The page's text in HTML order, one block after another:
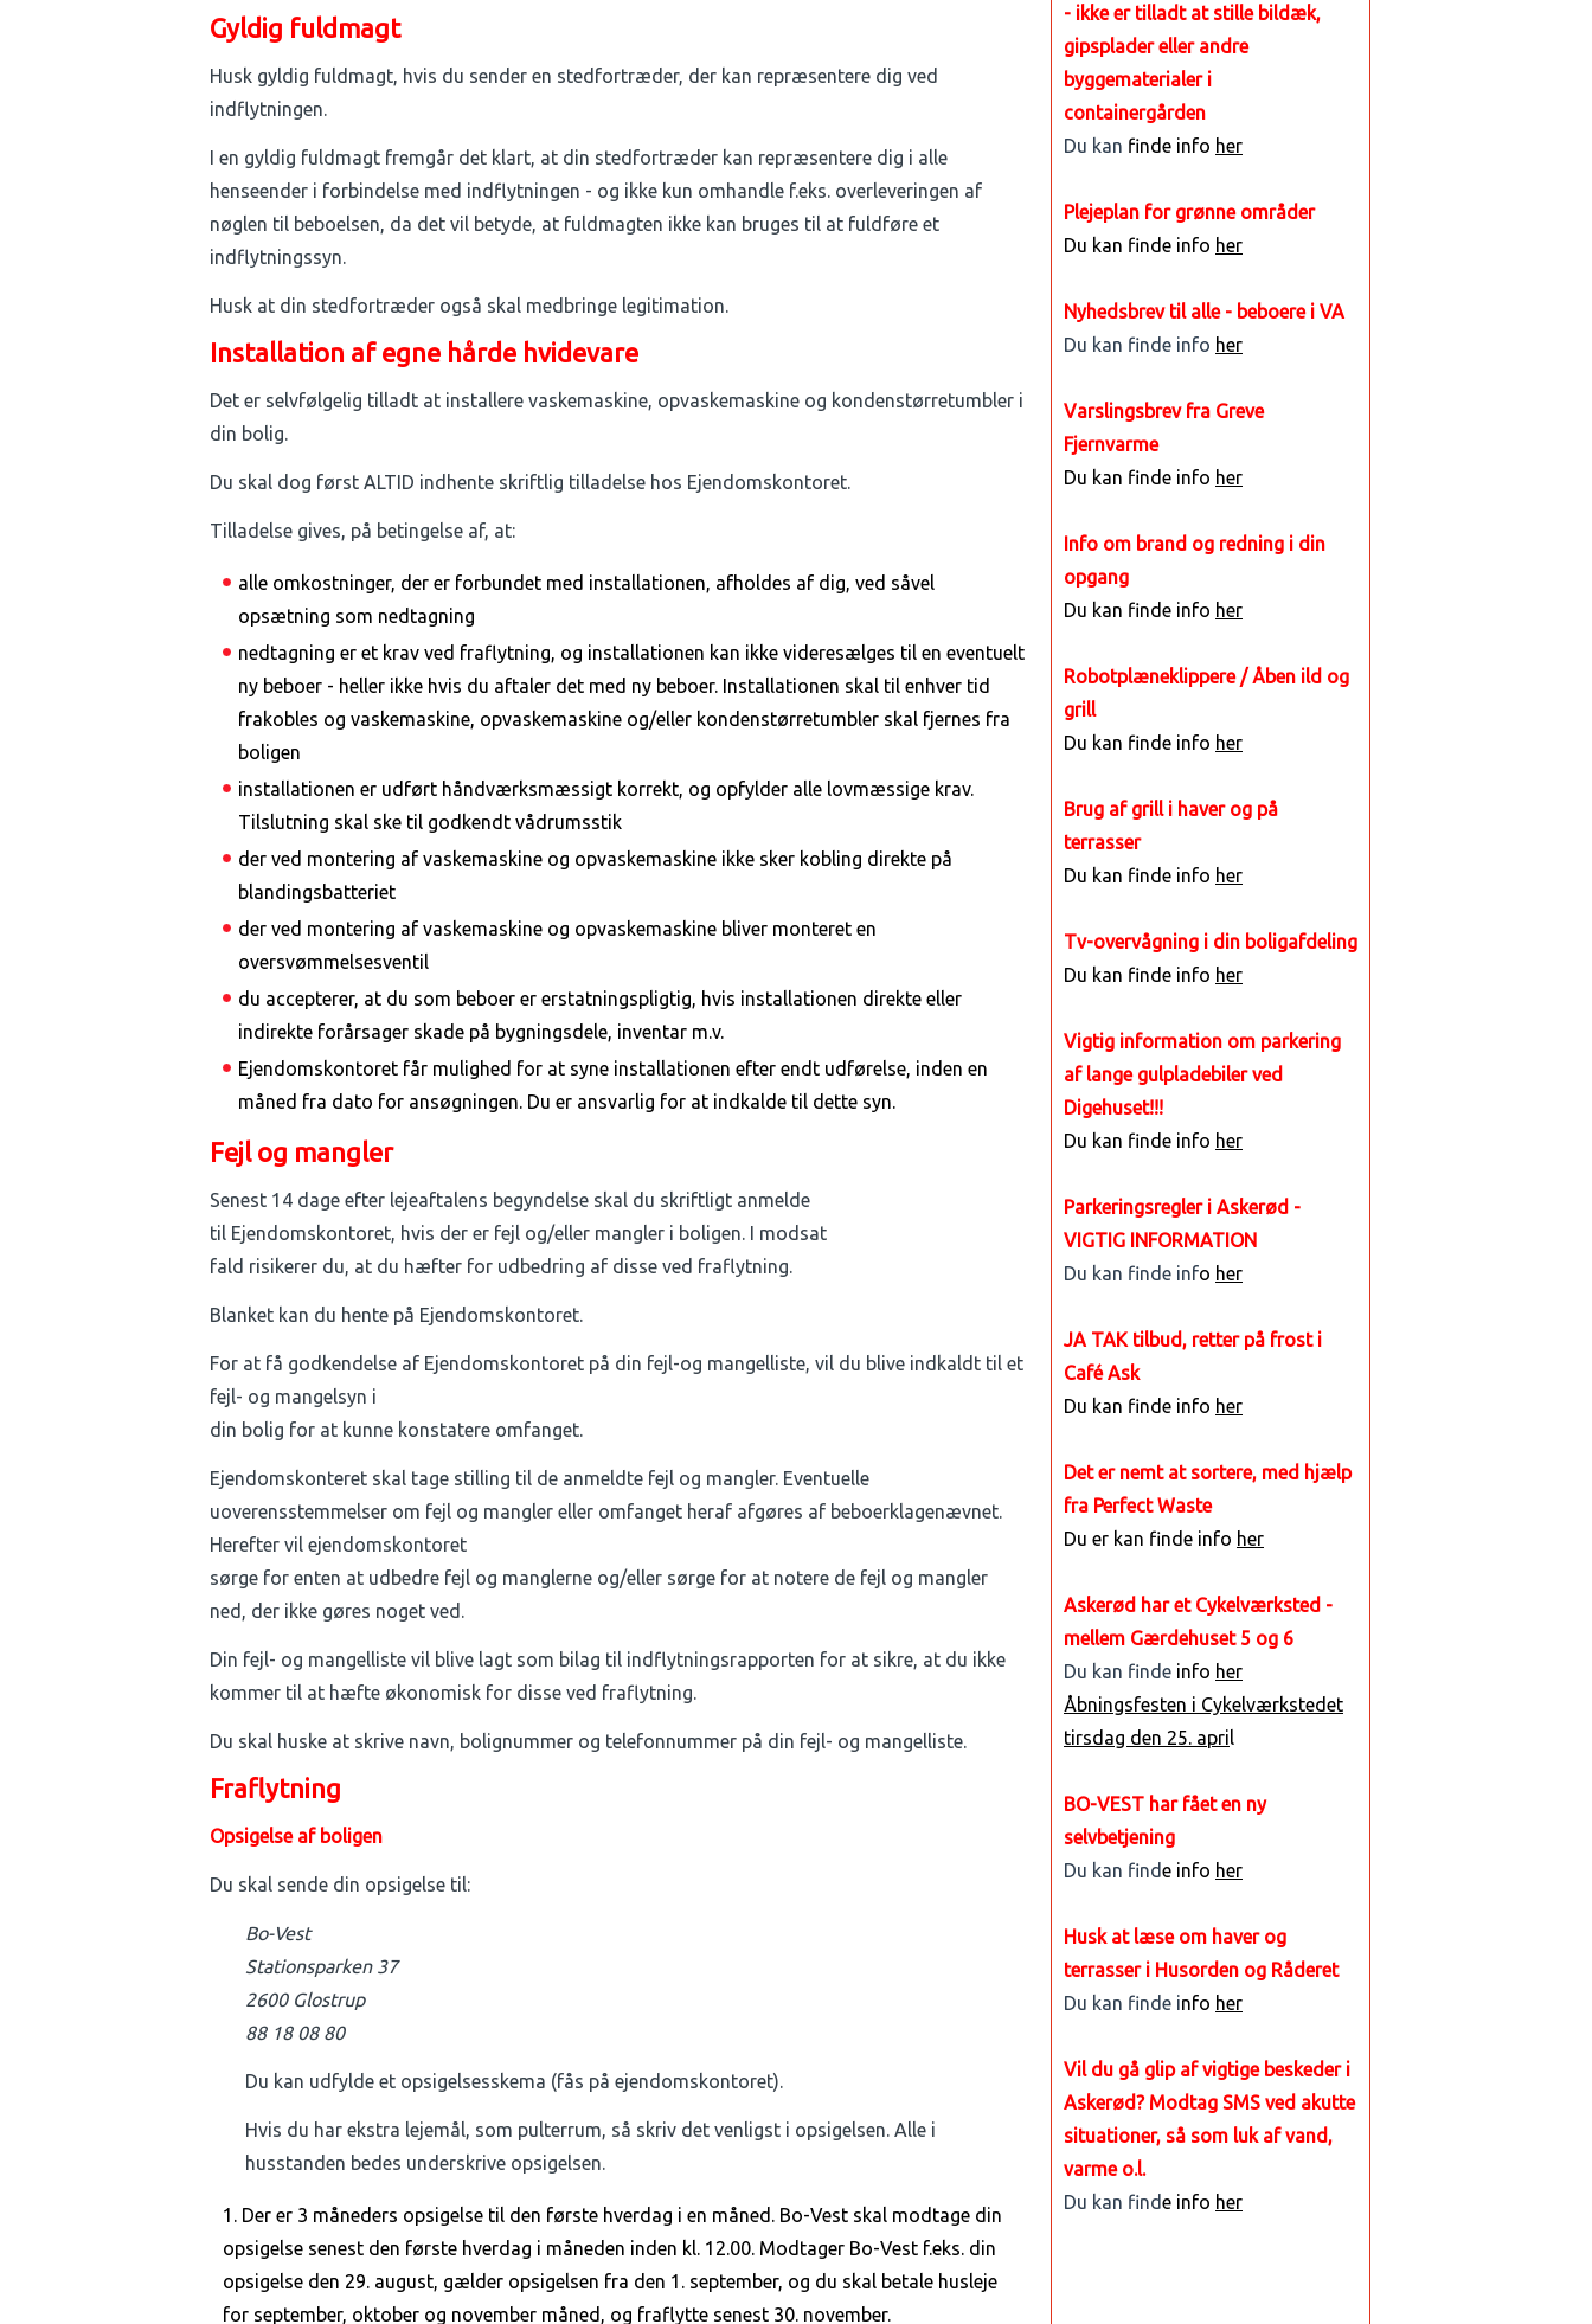
Gyldig fuldmagt
Husk gyldig fuldmagt, hvis du sender en stedfortræder, der kan repræsentere dig ved
indflytningen.
I en gyldig fuldmagt fremgår det klart, at din stedfortræder kan repræsentere dig i alle
henseender i forbindelse med indflytningen - og ikke kun omhandle f.eks. overleveringen af
nøglen til beboelsen, da det vil betyde, at fuldmagten ikke kan bruges til at fuldføre et
indflytningssyn.
Husk at din stedfortræder også skal medbringe legitimation.
Installation af egne hårde hvidevare
Det er selvfølgelig tilladt at installere vaskemaskine, opvaskemaskine og kondenstørretumbler i
din bolig.
Du skal dog først ALTID indhente skriftlig tilladelse hos Ejendomskontoret.
Tilladelse gives, på betingelse af, at:
alle omkostninger, der er forbundet med installationen, afholdes af dig, ved såvel
opsætning som nedtagning
nedtagning er et krav ved fraflytning, og installationen kan ikke videresælges til en eventuelt
ny beboer - heller ikke hvis du aftaler det med ny beboer. Installationen skal til enhver tid
frakobles og vaskemaskine, opvaskemaskine og/eller kondenstørretumbler skal fjernes fra
boligen
installationen er udført håndværksmæssigt korrekt, og opfylder alle lovmæssige krav.
Tilslutning skal ske til godkendt vådrumsstik
der ved montering af vaskemaskine og opvaskemaskine ikke sker kobling direkte på
blandingsbatteriet
der ved montering af vaskemaskine og opvaskemaskine bliver monteret en
oversvømmelsesventil
du accepterer, at du som beboer er erstatningspligtig, hvis installationen direkte eller
indirekte forårsager skade på bygningsdele, inventar m.v.
Ejendomskontoret får mulighed for at syne installationen efter endt udførelse, inden en
måned fra dato for ansøgningen. Du er ansvarlig for at indkalde til dette syn.
Fejl og mangler
Senest 14 dage efter lejeaftalens begyndelse skal du skriftligt anmelde
til Ejendomskontoret, hvis der er fejl og/eller mangler i boligen. I modsat
fald risikerer du, at du hæfter for udbedring af disse ved fraflytning.
Blanket kan du hente på Ejendomskontoret.
For at få godkendelse af Ejendomskontoret på din fejl-og mangelliste, vil du blive indkaldt til et
fejl- og mangelsyn i
din bolig for at kunne konstatere omfanget.
Ejendomskonteret skal tage stilling til de anmeldte fejl og mangler. Eventuelle
uoverensstemmelser om fejl og mangler eller omfanget heraf afgøres af beboerklagenævnet.
Herefter vil ejendomskontoret
sørge for enten at udbedre fejl og manglerne og/eller sørge for at notere de fejl og mangler
ned, der ikke gøres noget ved.
Din fejl- og mangelliste vil blive lagt som bilag til indflytningsrapporten for at sikre, at du ikke
kommer til at hæfte økonomisk for disse ved fraflytning.
Du skal huske at skrive navn, bolignummer og telefonnummer på din fejl- og mangelliste.
Fraflytning
Opsigelse af boligen
Du skal sende din opsigelse til:
Bo-Vest
Stationsparken 37
2600 Glostrup
88 18 08 80
Du kan udfylde et opsigelsesskema (fås på ejendomskontoret).
Hvis du har ekstra lejemål, som pulterrum, så skriv det venligst i opsigelsen. Alle i
husstanden bedes underskrive opsigelsen.
Der er 3 måneders opsigelse til den første hverdag i en måned. Bo-Vest skal modtage din
opsigelse senest den første hverdag i måneden inden kl. 12.00. Modtager Bo-Vest f.eks. din
opsigelse den 29. august, gælder opsigelsen fra den 1. september, og du skal betale husleje
for september, oktober og november måned, og fraflytte senest 30. november.
- ikke er tilladt at stille bildæk,
gipsplader eller andre
byggematerialer i
containergården
Du kan finde info her
Plejeplan for grønne områder
Du kan finde info her
Nyhedsbrev til alle - beboere i VA
Du kan finde info her
Varslingsbrev fra Greve
Fjernvarme
Du kan finde info her
Info om brand og redning i din
opgang
Du kan finde info her
Robotplæneklippere / Åben ild og
grill
Du kan finde info her
Brug af grill i haver og på
terrasser
Du kan finde info her
Tv-overvågning i din boligafdeling
Du kan finde info her
Vigtig information om parkering
af lange gulpladebiler ved
Digehuset!!!
Du kan finde info her
Parkeringsregler i Askerød -
VIGTIG INFORMATION
Du kan finde info her
JA TAK tilbud, retter på frost i
Café Ask
Du kan finde info her
Det er nemt at sortere, med hjælp
fra Perfect Waste
Du er kan finde info her
Askerød har et Cykelværksted -
mellem Gærdehuset 5 og 6
Du kan finde info her
Åbningsfesten i Cykelværkstedet
tirsdag den 25. april
BO-VEST har fået en ny
selvbetjening
Du kan finde info her
Husk at læse om haver og
terrasser i Husorden og Råderet
Du kan finde info her
Vil du gå glip af vigtige beskeder i
Askerød? Modtag SMS ved akutte
situationer, så som luk af vand,
varme o.l.
Du kan finde info her